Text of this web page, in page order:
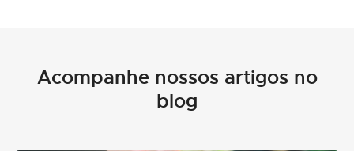
Acompanhe nossos artigos no
blog